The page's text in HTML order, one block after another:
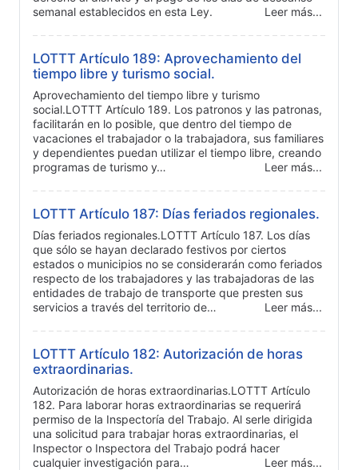
semanal establecidos en esta Ley.
Leer más...
LOTTT Artículo 189: Aprovechamiento del
tiempo libre y turismo social.
Aprovechamiento del tiempo libre y turismo
social.LOTTT Artículo 189. Los patronos y las patronas,
facilitarán en lo posible, que dentro del tiempo de
vacaciones el trabajador o la trabajadora, sus familiares
y dependientes puedan utilizar el tiempo libre, creando
programas de turismo y…
Leer más...
LOTTT Artículo 187: Días feriados regionales.
Días feriados regionales.LOTTT Artículo 187. Los días
que sólo se hayan declarado festivos por ciertos
estados o municipios no se considerarán como feriados
respecto de los trabajadores y las trabajadoras de las
entidades de trabajo de transporte que presten sus
servicios a través del territorio de…
Leer más...
LOTTT Artículo 182: Autorización de horas
extraordinarias.
Autorización de horas extraordinarias.LOTTT Artículo
182. Para laborar horas extraordinarias se requerirá
permiso de la Inspectoría del Trabajo. Al serle dirigida
una solicitud para trabajar horas extraordinarias, el
Inspector o Inspectora del Trabajo podrá hacer
cualquier investigación para…
Leer más...